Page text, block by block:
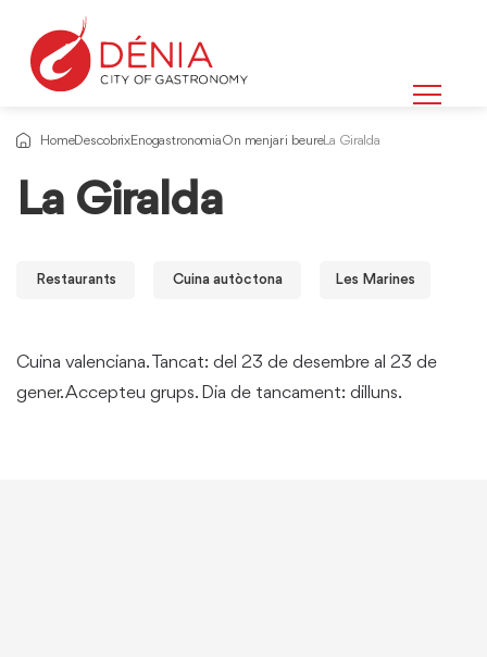
HomeDescobrixEnogastronomiaOn menjar i beureLa Giralda
La Giralda
Restaurants Cuina autòctona Les Marines
Cuina valenciana. Tancat: del 23 de desembre al 23 de
gener. Accepteu grups. Dia de tancament: dilluns.